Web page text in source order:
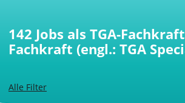
Alle Filter
142 Jobs als TGA-
Fachkraft (engl.: TGA